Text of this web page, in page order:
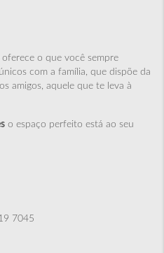
o que você sempre
com a família, que dispõe da
amigos, aquele que te leva à
o espaço perfeito está ao seu
7045